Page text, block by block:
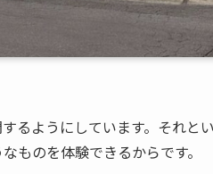
るようにしています。それと
ものを体験できるからです。